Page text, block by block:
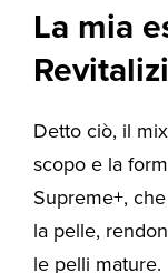
La mia
Detto ciò, il
scopo e la
Supreme+,
la pelle,
le pelli mature.